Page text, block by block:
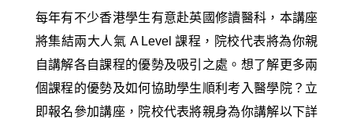
每年有不少香港學生有意赴英國修讀醫科，本講座
將集結兩大人氣 A Level 課程，院校代表將為你親
自講解各自課程的優勢及吸引之處。想了解更多兩
個課程的優勢及如何協助學生順利考入醫學院？立
即報名參加講座，院校代表將親身為你講解以下詳